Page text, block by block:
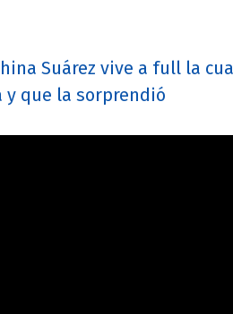
Suárez vive a full la
y que la sorprendió